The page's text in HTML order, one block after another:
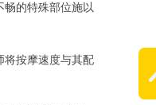
畅的特殊部位施以
将按摩速度与其配